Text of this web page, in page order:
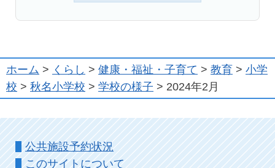
ホーム > くらし > 健康・福祉・子育て > 教育 > 小学
校 > 秋名小学校 > 学校の様子 > 2024年2月
公共施設予約状況
このサイトについて